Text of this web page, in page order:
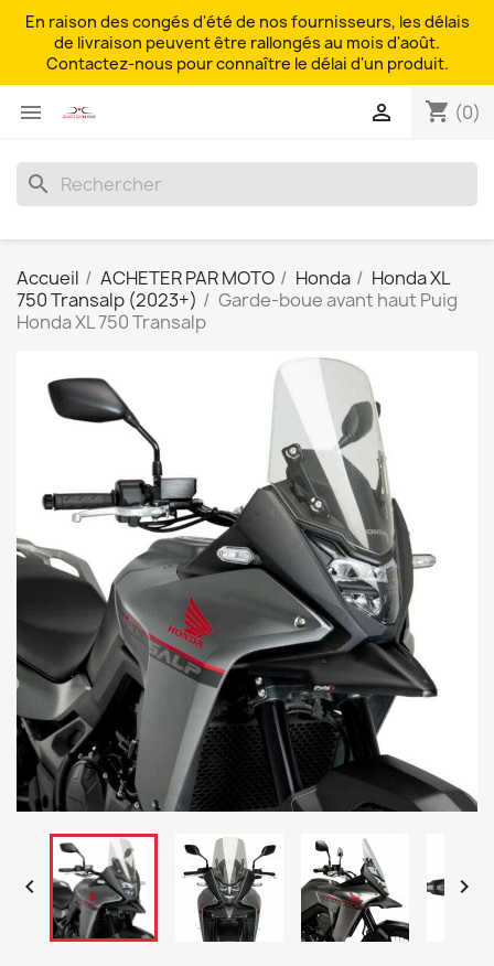
En raison des congés d'été de nos fournisseurs, les délais
de livraison peuvent être rallongés au mois d'août.
Contactez-nous pour connaître le délai d'un produit.
 shopping_cart (0)

search
Accueil ACHETER PAR MOTO Honda
Honda XL
750 Transalp (2023+)
Garde-boue avant haut Puig
Honda XL 750 Transalp
 